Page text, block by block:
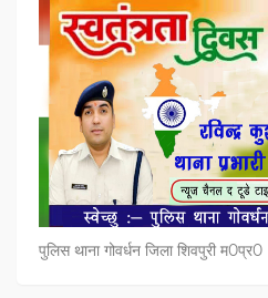
पुलिस थाना गोवर्धन जिला शिवपुरी म0प्र0